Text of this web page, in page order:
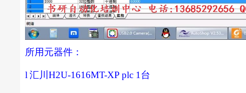
所用元器件：
l 汇川H2U-1616MT-XP plc 1台